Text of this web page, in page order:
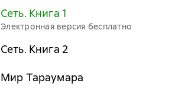
Сеть. Книга 1
Электронная версия бесплатно
Сеть. Книга 2
Мир Тараумара